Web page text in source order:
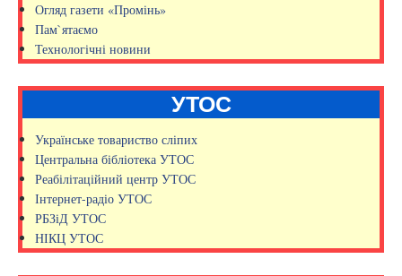
Огляд газети «Промінь»
Пам`ятаємо
Технологічні новини
УТОС
Українське товариство сліпих
Центральна бібліотека УТОС
Реабілітаційний центр УТОС
Інтернет-радіо УТОС
РБЗіД УТОС
НІКЦ УТОС